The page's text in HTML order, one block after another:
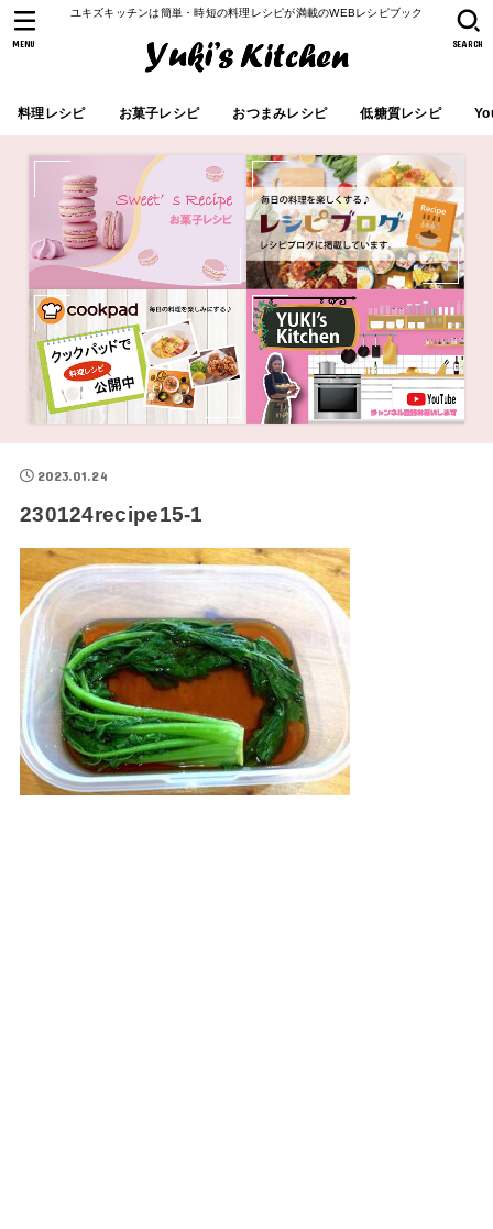
ユキズキッチンは簡単・時短の料理レシピが満載のWEBレシピブック
料理レシピ お菓子レシピ おつまみレシピ 低糖質レシピ
SEARCH
MENU
2023.01.24
230124recipe15-1